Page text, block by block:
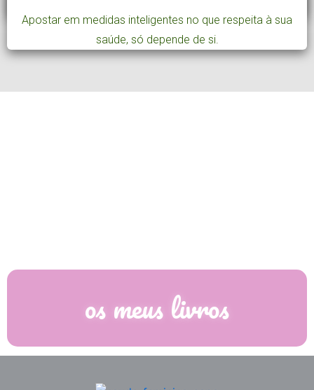
Apostar em medidas inteligentes no que respeita à sua
saúde, só depende de si.
os meus livros